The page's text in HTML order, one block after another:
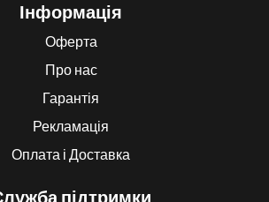
Інформація
Оферта
Про нас
Гарантія
Рекламація
Оплата і Доставка
підтримки